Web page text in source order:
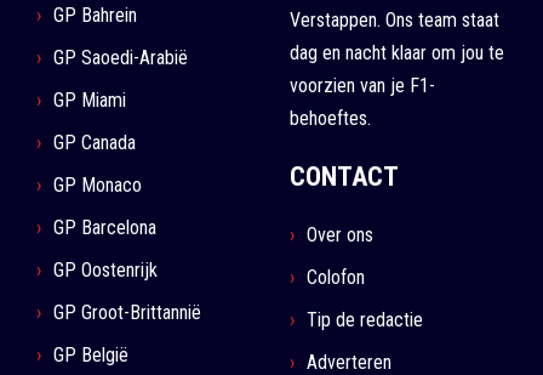
GP Bahrein
GP Saoedi-Arabië
GP Miami
GP Canada
GP Monaco
GP Barcelona
GP Oostenrijk
GP Groot-Brittannië
GP België
Verstappen. Ons team staat
dag en nacht klaar om jou te
voorzien van je F1-
behoeftes.
CONTACT
Over ons
Colofon
Tip de redactie
Adverteren